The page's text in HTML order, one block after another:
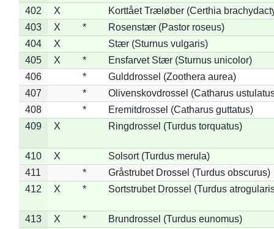
402
X
Korttået Træløber (Certhia
403
X *
Rosenstær (Pastor roseus)
404
X
Stær (Sturnus vulgaris)
405
X *
Ensfarvet Stær (Sturnus unicolor)
406
*
Gulddrossel (Zoothera aurea)
407
*
Olivenskovdrossel (Catharus
408
*
Eremitdrossel (Catharus guttatus)
409
X Ringdrossel (Turdus torquatus)
410 X
Solsort (Turdus merula)
411
*
Gråstrubet Drossel (Turdus obscurus)
412
X * Sortstrubet Drossel (Turdus
413 X *
Brundrossel (Turdus eunomus)